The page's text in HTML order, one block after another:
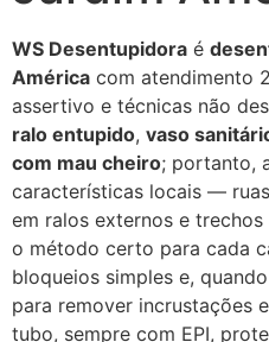
WS Desentupidora é
América com atendimento
assertivo e técnicas não
ralo entupido, vaso
com mau cheiro; portanto,
características locais —
em ralos externos e
o método certo para cada
bloqueios simples e,
para remover incrustações
tubo, sempre com EPI,